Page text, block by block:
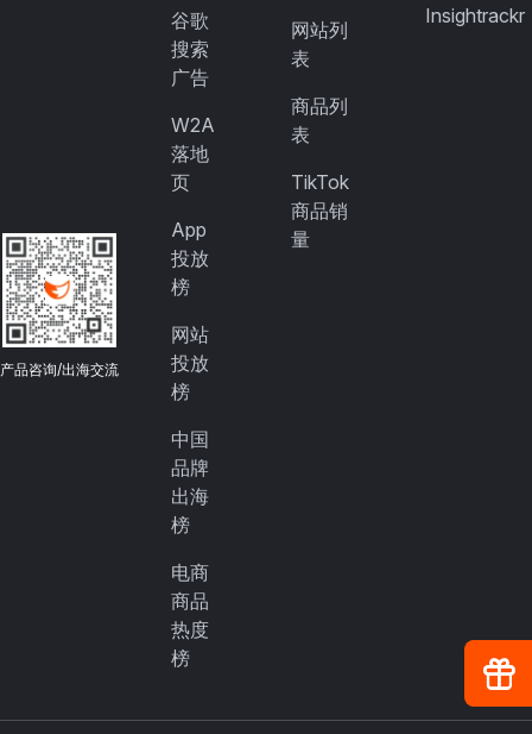
产品咨询/出海交流
谷歌
搜索
广告
W2A
落地
页
App
投放
榜
网站
投放
榜
中国
品牌
出海
榜
电商
商品
热度
榜
网站列
表
商品列
表
TikTok
商品销
量
Insightrackr